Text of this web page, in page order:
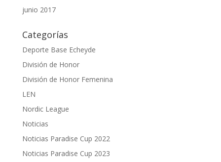
junio 2017
Categorías
Deporte Base Echeyde
División de Honor
División de Honor Femenina
LEN
Nordic League
Noticias
Noticias Paradise Cup 2022
Noticias Paradise Cup 2023